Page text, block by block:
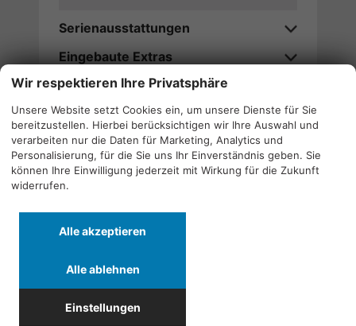
Serienausstattungen
Eingebaute Extras
Wir rufen Sie an
Alle
von
Romeo
anzeigen
Quicklinks
Wir respektieren Ihre Privatsphäre
Unsere Website setzt Cookies ein, um unsere Dienste für Sie
bereitzustellen. Hierbei berücksichtigen wir Ihre Auswahl und
verarbeiten nur die Daten für Marketing, Analytics und
Personalisierung, für die Sie uns Ihr Einverständnis geben. Sie
können Ihre Einwilligung jederzeit mit Wirkung für die Zukunft
widerrufen.
Alle akzeptieren
Alle ablehnen
Einstellungen